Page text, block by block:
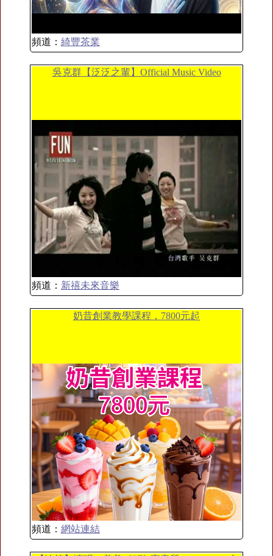
頻道： 綺豐茶業
吳克群【泛泛之輩】Official Music Video
頻道： 新禧未來音樂
奶昔創業教學課程，7800元起
頻道： 網站連結